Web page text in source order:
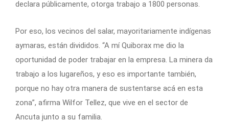
declara públicamente, otorga trabajo a 1800 personas.
Por eso, los vecinos del salar, mayoritariamente indígenas
aymaras, están divididos. “A mí Quiborax me dio la
oportunidad de poder trabajar en la empresa. La minera da
trabajo a los lugareños, y eso es importante también,
porque no hay otra manera de sustentarse acá en esta
zona”, afirma Wilfor Tellez, que vive en el sector de
Ancuta junto a su familia.